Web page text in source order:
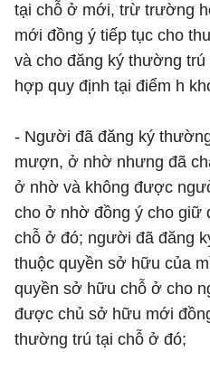
tại chỗ ở mới, trừ trường
mới đồng ý tiếp tục cho
và cho đăng ký thường
hợp quy định tại điểm h
- Người đã đăng ký
mượn, ở nhờ nhưng đã
ở nhờ và không được
cho ở nhờ đồng ý cho giữ
chỗ ở đó; người đã đăng
thuộc quyền sở hữu của
quyền sở hữu chỗ ở cho
được chủ sở hữu mới
thường trú tại chỗ ở đó;